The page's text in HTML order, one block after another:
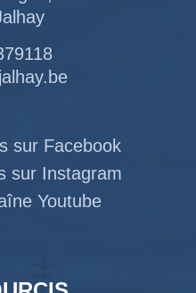
sur Facebook
sur Instagram
Youtube